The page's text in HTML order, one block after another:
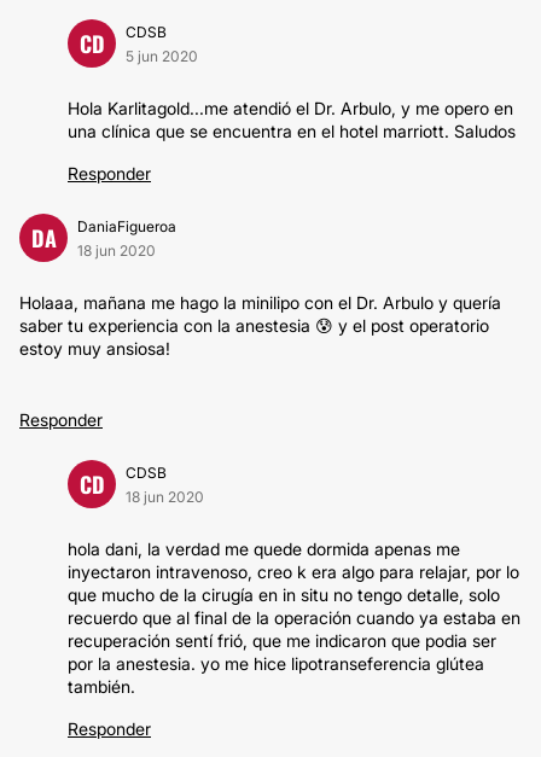
CD
CDSB
5 jun 2020
Hola Karlitagold...me atendió el Dr. Arbulo, y me opero en
una clínica que se encuentra en el hotel marriott. Saludos
Responder
DA
DaniaFigueroa
18 jun 2020
Holaaa, mañana me hago la minilipo con el Dr. Arbulo y quería
saber tu experiencia con la anestesia 😰 y el post operatorio
estoy muy ansiosa!
Responder
CD
CDSB
18 jun 2020
hola dani, la verdad me quede dormida apenas me
inyectaron intravenoso, creo k era algo para relajar, por lo
que mucho de la cirugía en in situ no tengo detalle, solo
recuerdo que al final de la operación cuando ya estaba en
recuperación sentí frió, que me indicaron que podia ser
por la anestesia. yo me hice lipotranseferencia glútea
también.
Responder